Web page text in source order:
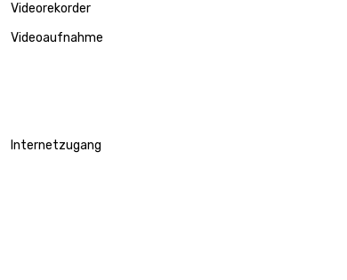
Videorekorder
Videoaufnahme
Internetzugang